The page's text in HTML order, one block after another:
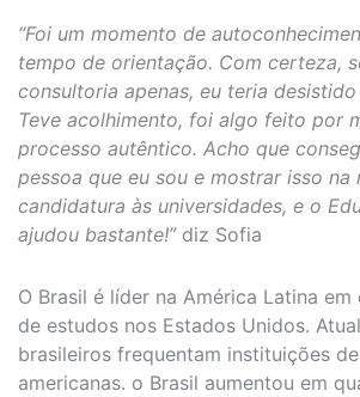
“Foi um momento de
tempo de orientação. Com certeza,
consultoria apenas, eu teria
Teve acolhimento, foi algo feito por
processo autêntico. Acho que
pessoa que eu sou e mostrar isso na
candidatura às universidades, e o
ajudou bastante!” diz Sofia
O Brasil é líder na América Latina
de estudos nos Estados Unidos.
brasileiros frequentam instituições
americanas. o Brasil aumentou em